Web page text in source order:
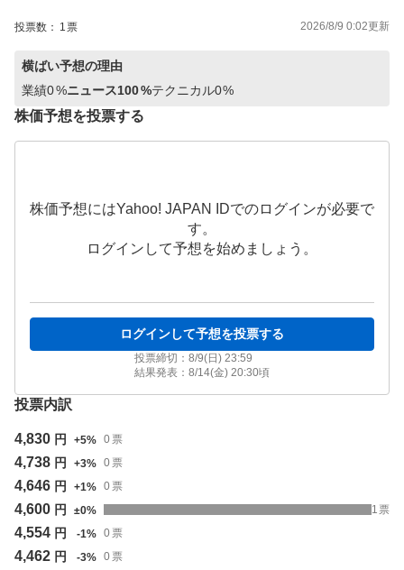
投票数： 1 票 2026/8/9 0:02更新
横ばい予想の理由
業績0%ニュース100%テクニカル0%
株価予想を投票する
株価予想にはYahoo! JAPAN IDでのログインが必要で
す。
ログインして予想を始めましょう。
ログインして予想を投票する
投票締切： 8/9(日) 23:59
結果発表： 8/14(金) 20:30頃
投票内訳
4,830 円 +5% 0 票
4,738 円 +3% 0 票
4,646 円 +1% 0 票
4,600 円 ±0% 1 票
4,554 円 -1% 0 票
4,462 円 -3% 0 票